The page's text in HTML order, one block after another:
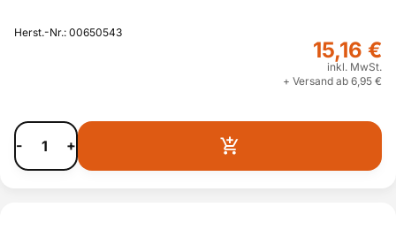
Herst.-Nr.: 00650543
15,16 €
inkl. MwSt.
+ Versand ab 6,95 €
- +